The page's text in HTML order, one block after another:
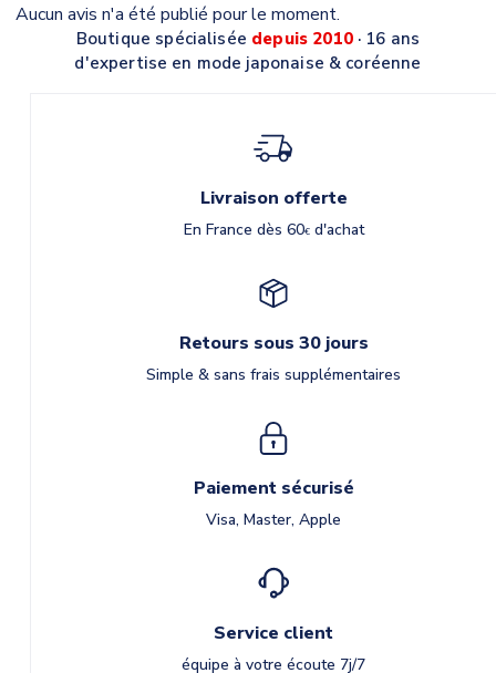
Aucun avis n'a été publié pour le moment.
Boutique spécialisée depuis 2010· 16 ans
d'expertise en mode japonaise & coréenne
Livraison offerte
En France dès 60€d'achat
Retours sous 30 jours
Simple & sans frais supplémentaires
Paiement sécurisé
Visa, Master, Apple
Service client
équipe à votre écoute 7j/7